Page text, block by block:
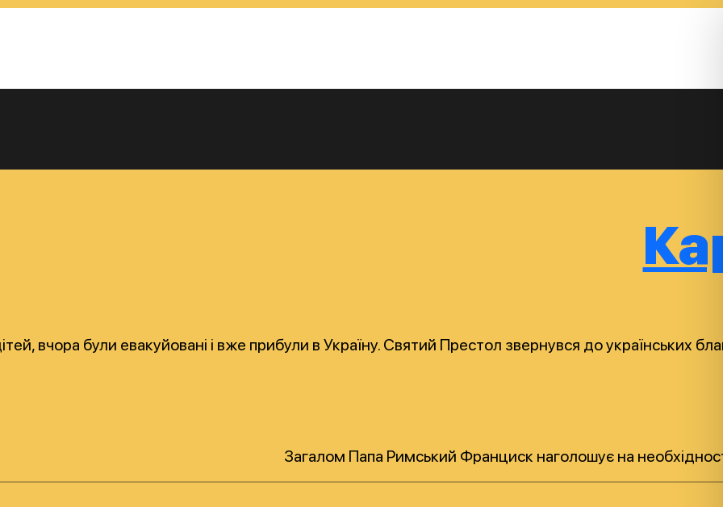
вчора були евакуйовані і вже прибули в Україну. Святий Престол звернувся до
Загалом Папа Римський Франциск наголошує на